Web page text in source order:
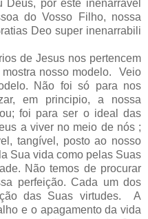
Deus, por este inenarrável
do Vosso Filho, nossa
Deo super inenarrabili
de Jesus nos pertencem
nosso modelo. Veio
Não foi só para nos
em principio, a nossa
foi para ser o ideal das
a viver no meio de nós ;
tangível, posto ao nosso
Sua vida como pelas Suas
Não temos de procurar
perfeição. Cada um dos
das Suas virtudes. A
e o apagamento da vida